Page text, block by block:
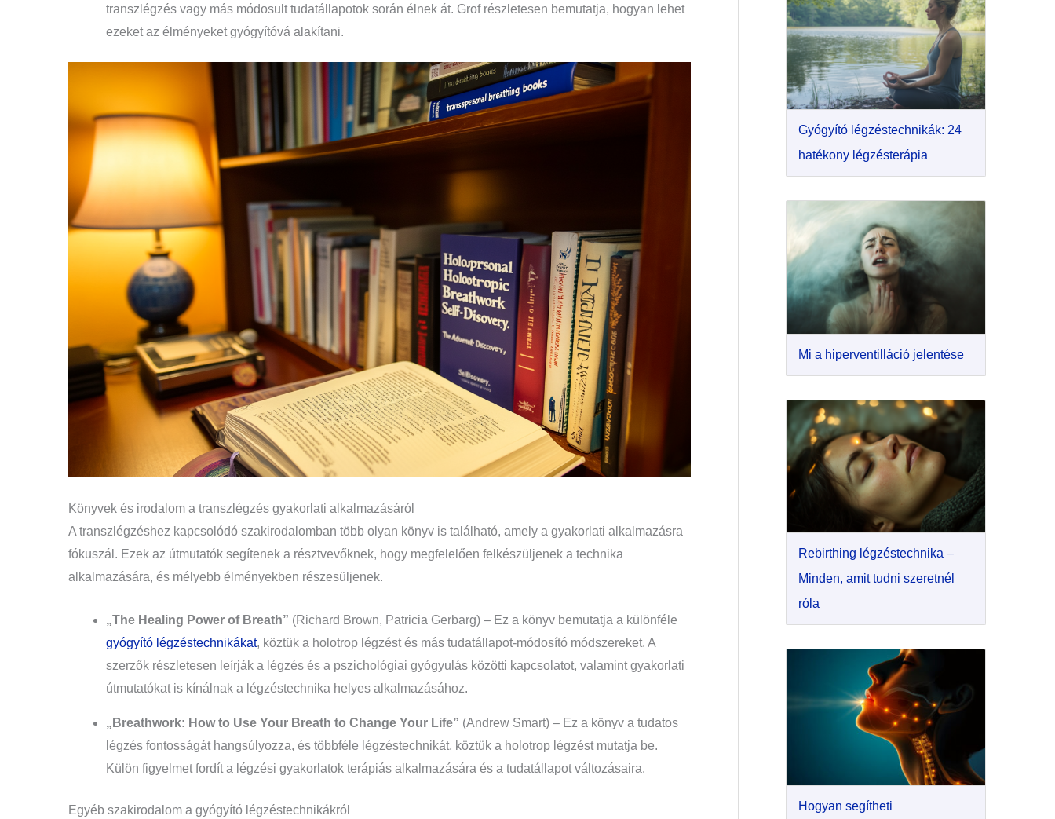
transzlégzés vagy más módosult tudatállapotok során élnek át. Grof részletesen bemutatja, hogyan lehet
ezeket az élményeket gyógyítóvá alakítani.
Könyvek és irodalom a transzlégzés gyakorlati alkalmazásáról
A transzlégzéshez kapcsolódó szakirodalomban több olyan könyv is található, amely a gyakorlati alkalmazásra
fókuszál. Ezek az útmutatók segítenek a résztvevőknek, hogy megfelelően felkészüljenek a technika
alkalmazására, és mélyebb élményekben részesüljenek.
„The Healing Power of Breath” (Richard Brown, Patricia Gerbarg) – Ez a könyv bemutatja a különféle
gyógyító légzéstechnikákat, köztük a holotrop légzést és más tudatállapot-módosító módszereket. A
szerzők részletesen leírják a légzés és a pszichológiai gyógyulás közötti kapcsolatot, valamint gyakorlati
útmutatókat is kínálnak a légzéstechnika helyes alkalmazásához.
„Breathwork: How to Use Your Breath to Change Your Life” (Andrew Smart) – Ez a könyv a tudatos
légzés fontosságát hangsúlyozza, és többféle légzéstechnikát, köztük a holotrop légzést mutatja be.
Külön figyelmet fordít a légzési gyakorlatok terápiás alkalmazására és a tudatállapot változásaira.
Egyéb szakirodalom a gyógyító légzéstechnikákról
Gyógyító légzéstechnikák: 24
hatékony légzésterápia
Mi a hiperventilláció jelentése
Rebirthing légzéstechnika –
Minden, amit tudni szeretnél
róla
Hogyan segítheti